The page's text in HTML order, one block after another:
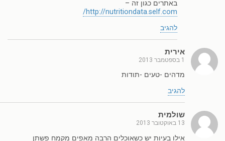
באתרים כגון זה –
http://nutritiondata.self.com/
להגיב
אירית
1 בספטמבר 2013
מדהים -טעים -תודות
להגיב
שולמית
13 באוקטובר 2013
אילו בעיות יש כשאוכלים הרבה מאפים מקמח פשתן